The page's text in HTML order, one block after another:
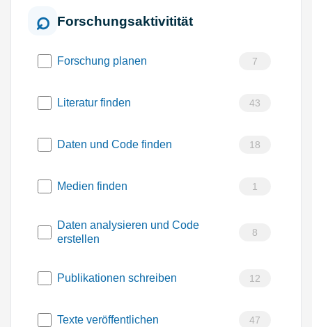
Forschungsaktivitität
Forschung planen 7
Literatur finden 43
Daten und Code finden 18
Medien finden 1
Daten analysieren und Code
erstellen
8
Publikationen schreiben 12
Texte veröffentlichen 47